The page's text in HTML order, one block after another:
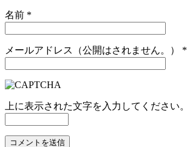
名前 *
メールアドレス（公開はされません。） *
上に表示された文字を入力してください。